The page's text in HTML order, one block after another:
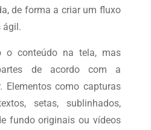
de forma a criar um fluxo
ágil.
o conteúdo na tela, mas
de acordo com a
Elementos como capturas
setas, sublinhados,
fundo originais ou vídeos